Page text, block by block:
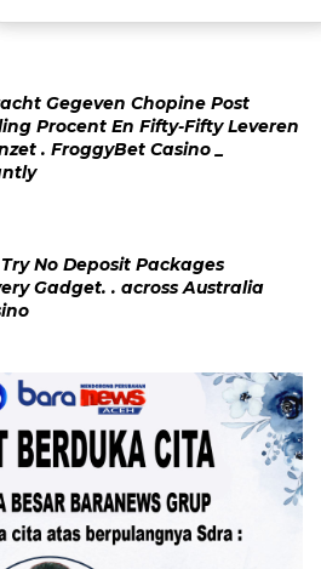
be.com/
Gegeven Chopine Post
Procent En Fifty-Fifty Leveren
. FroggyBet Casino _
No Deposit Packages
Gadget. . across Australia